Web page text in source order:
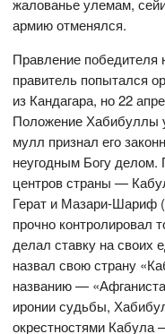
жалованье улемам,
армию отменялся.
Правление
правитель попытался
из Кандагара, но 22
Положение Хабибуллы
мулл признал его
неугодным Богу делом.
центров страны —
Герат и Мазари-Шариф
прочно контролировал
делал ставку на своих
назвал свою страну
названию —
иронии судьбы,
окрестностями Кабула